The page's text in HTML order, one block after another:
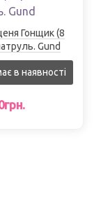
Гонщик (8
Gund
в наявності